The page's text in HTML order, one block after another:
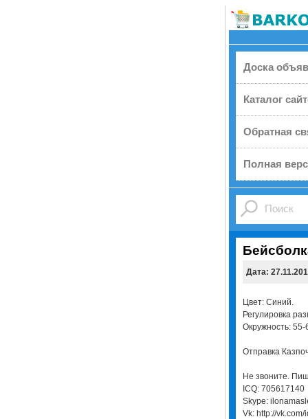
Доска
Каталог
Обратная
Полная
Дата:
Цвет: Cиний.
Регулировка
Окружность: 55-
Отправка
Не звоните.
ICQ: 705617140
Skype:
Vk: http://